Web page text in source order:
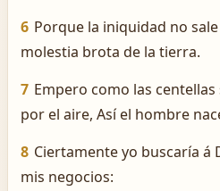
6 Porque la iniquidad no
molestia brota de la tierra.
7 Empero como las
por el aire, Así el hombre
8 Ciertamente yo buscaría á
mis negocios: